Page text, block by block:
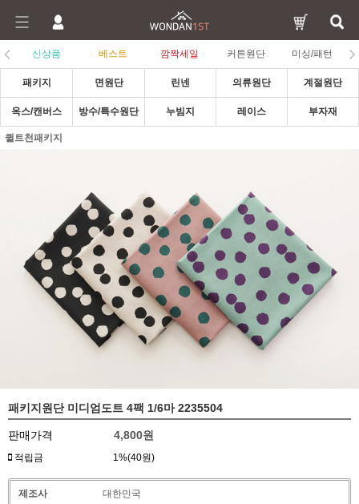
신상품 베스트 깜짝세일 커튼원단 미싱/패턴
패키지 면원단 린넨 의류원단 계절원단
옥스/캔버스 방수/특수원단 누빔지 레이스 부자재
퀼트천패키지
패키지원단 미디엄도트 4팩 1/6마 2235504
판매가격 4,800원
적립금 1%(40원)
제조사
대한민국